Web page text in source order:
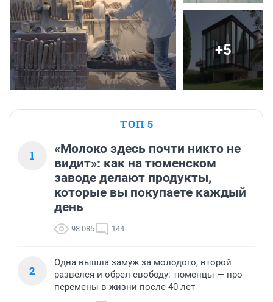
+5
ТОП 5
1
«Молоко здесь почти никто не
видит»: как на тюменском
заводе делают продукты,
которые вы покупаете каждый
день
98 085 144
2
Одна вышла замуж за молодого, второй
развелся и обрел свободу: тюменцы — про
перемены в жизни после 40 лет